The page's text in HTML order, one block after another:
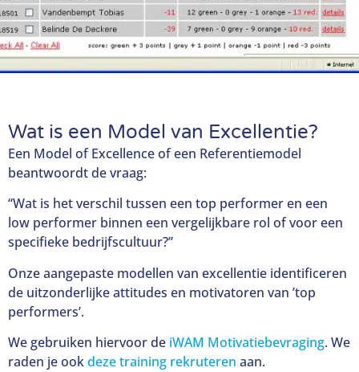
Wat is een Model van Excellentie?
Een Model of Excellence of een Referentiemodel
beantwoordt de vraag:
“Wat is het verschil tussen een top performer en een
low performer binnen een vergelijkbare rol of voor een
specifieke bedrijfscultuur?”
Onze aangepaste modellen van excellentie identificeren
de uitzonderlijke attitudes en motivatoren van ’top
performers’.
We gebruiken hiervoor de iWAM Motivatiebevraging. We
raden je ookdeze training rekruteren aan.